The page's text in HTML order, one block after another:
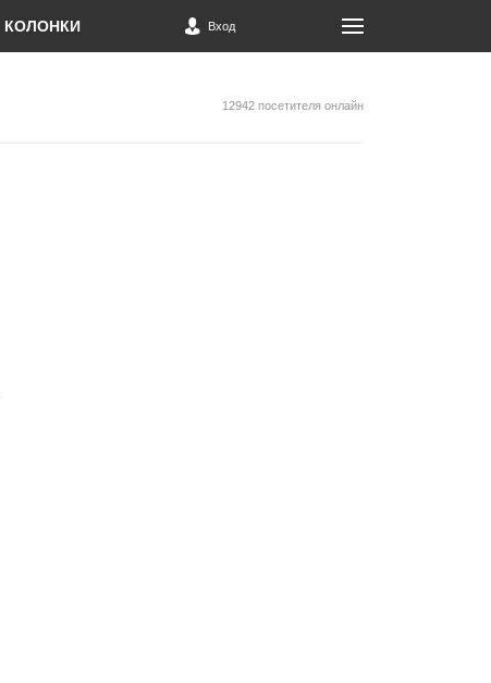
КОЛОНКИ Вход
12942 посетителя онлайн